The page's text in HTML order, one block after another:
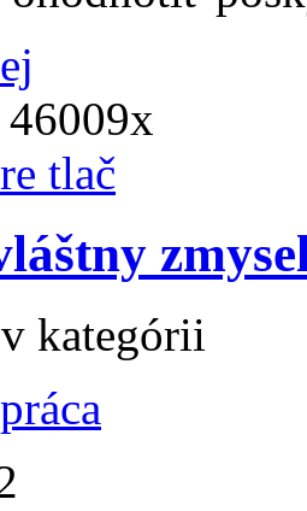
46009x
tlač
kategórii